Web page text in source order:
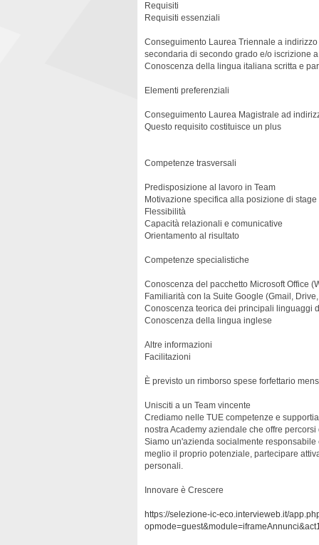
Requisiti
Requisiti essenziali
Conseguimento Laurea Triennale a
secondaria di secondo grado e/o iscrizione
Conoscenza della lingua italiana scritta e
Elementi preferenziali
Conseguimento Laurea Magistrale ad
Questo requisito costituisce un plus
Competenze trasversali
Predisposizione al lavoro in Team
Motivazione specifica alla posizione di stage
Flessibilità
Capacità relazionali e comunicative
Orientamento al risultato
Competenze specialistiche
Conoscenza del pacchetto Microsoft Office
Familiarità con la Suite Google (Gmail,
Conoscenza teorica dei principali linguaggi
Conoscenza della lingua inglese
Altre informazioni
Facilitazioni
È previsto un rimborso spese forfettario
Unisciti a un Team vincente
Crediamo nelle TUE competenze e
nostra Academy aziendale che offre
Siamo un'azienda socialmente
meglio il proprio potenziale, partecipare
personali.
Innovare è Crescere
https://selezione-ic-eco.intervieweb.it/